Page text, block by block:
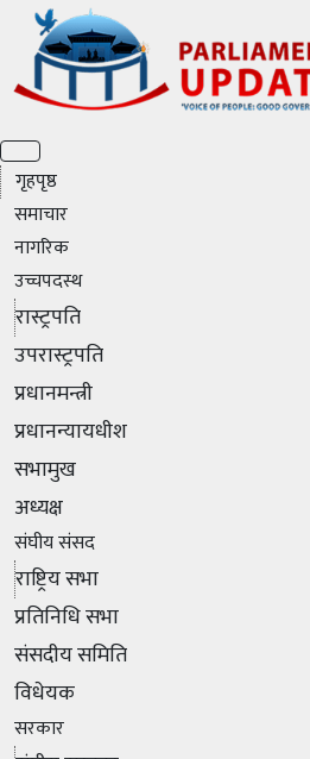
गृहपृष्ठ
समाचार
नागरिक
उच्चपदस्थ
रास्ट्रपति
उपरास्ट्रपति
प्रधानमन्त्री
प्रधानन्यायधीश
सभामुख
अध्यक्ष
संघीय संसद
राष्ट्रिय सभा
प्रतिनिधि सभा
संसदीय समिति
विधेयक
सरकार